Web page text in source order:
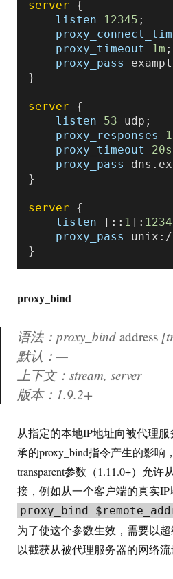
server {
listen
12345 ;
proxy_timeout
1m ;
proxy_pass
}
server {
listen
53 udp;
proxy_responses
1
proxy_timeout
20s
proxy_pass
}
server {
listen [:: 1]:
proxy_pass
unix:/
proxy_bind
语法：proxy_bind address
默认：—
上下文：stream, server
版本： 1.9.2+
从指定的本地IP地址向被代理
承的proxy_bind指令产生的影响
transparent参数（1.11.0+）允
接，例如从一个客户端的真实IP
proxy_bind
为了使这个参数生效，需要以
以截获从被代理服务器的网络流